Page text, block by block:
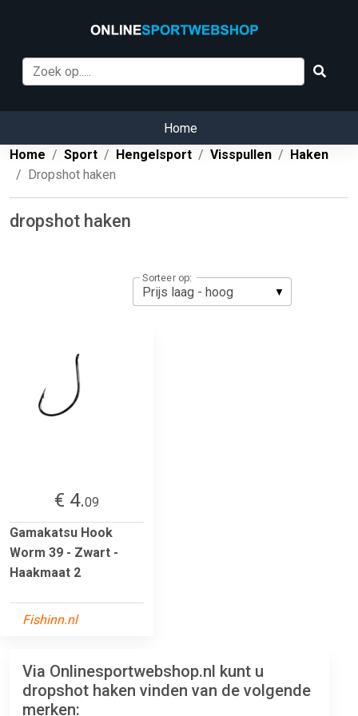
Home
Home
Sport Hengelsport Visspullen
Haken
Dropshot haken
dropshot haken
Sorteer op:
€ 4.09
Gamakatsu Hook
Worm 39 - Zwart -
Haakmaat 2
Fishinn.nl
Via Onlinesportwebshop.nl kunt u
dropshot haken vinden van de volgende
merken: